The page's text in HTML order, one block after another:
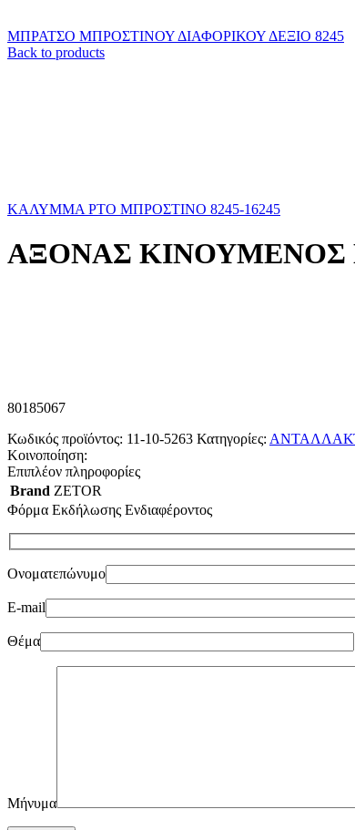
ΜΠΡΑΤΣΟ ΜΠΡΟΣΤΙΝΟΥ ΔΙΑΦΟΡΙΚΟΥ ΔΕΞΙΟ 8245
Back to products
ΚΑΛΥΜΜΑ ΡΤΟ ΜΠΡΟΣΤΙΝΟ 8245-16245
ΑΞΟΝΑΣ ΚΙΝΟΥΜΕΝΟΣ
80185067
Κωδικός προϊόντος: 11-10-5263 Κατηγορίες:
Κοινοποίηση:
Επιπλέον πληροφορίες
Brand ZETOR
Φόρμα Εκδήλωσης Ενδιαφέροντος
Ονοματεπώνυμο
E-mail
Θέμα
Μήνυμα